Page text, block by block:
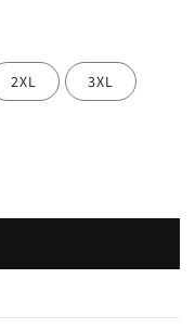
2XL 3XL